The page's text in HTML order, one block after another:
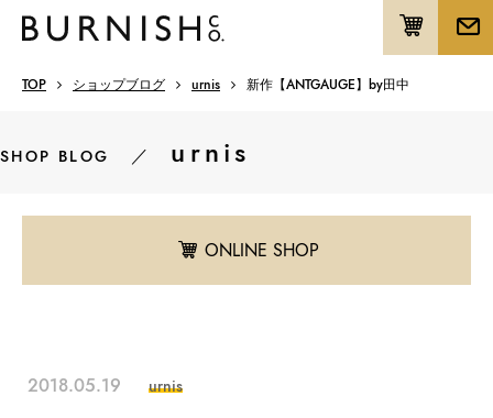
TOP ショップブログ urnis 新作【ANTGAUGE】by田中
SHOP BLOG ／ urnis
ONLINE SHOP
2018.05.19 urnis